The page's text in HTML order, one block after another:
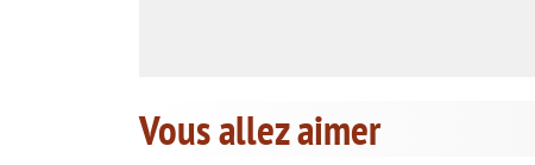
Vous allez aimer